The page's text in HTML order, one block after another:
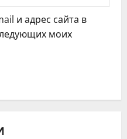
и адрес сайта в
моих